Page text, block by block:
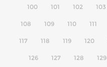
100 101 102 103
108 109 110 111
117 118 119 120
126 127 128 129